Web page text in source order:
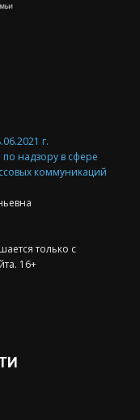
г.
надзору в сфере
коммуникаций
только с
16+